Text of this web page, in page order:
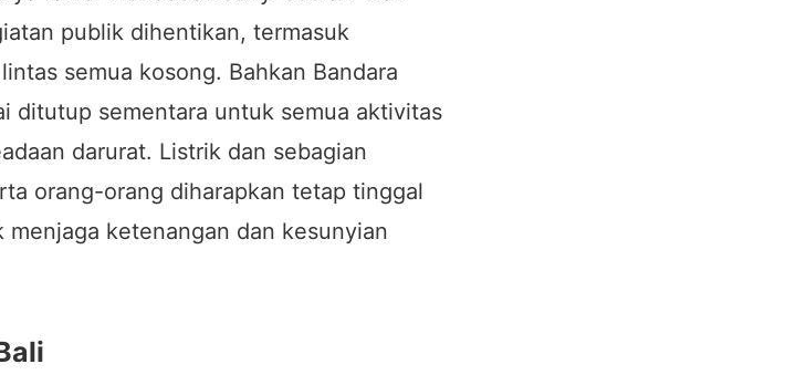
publik dihentikan, termasuk
semua kosong. Bahkan Bandara
ditutup sementara untuk semua aktivitas
darurat. Listrik dan sebagian
orang-orang diharapkan tetap tinggal
ketenangan dan kesunyian